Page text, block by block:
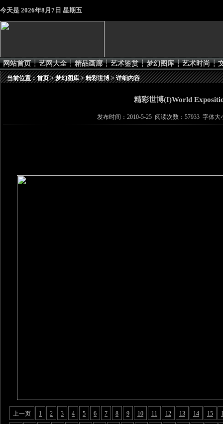
今天是 2026年8月7日 星期五
网站首页 ┆ 艺网大全 ┆ 精品画廊 ┆ 艺术鉴赏 ┆ 梦幻图库 ┆ 艺术时尚 ┆
当前位置：首页>梦幻图库>精彩世博> 详细内容
精彩世博(I)World
发布时间：2010-5-25 阅读次数：57933 字体大
上一页 1 2 3 4 5 6 7 8 9 10 11 12 13 14 15